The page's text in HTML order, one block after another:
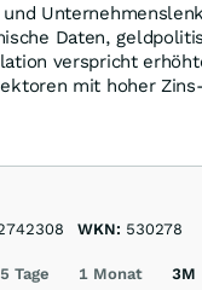
und
Daten,
verspricht
mit hoher
WKN: 530278
5 Tage 1 Monat 3M